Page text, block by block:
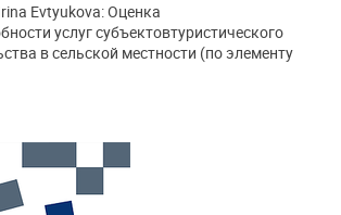
Evtyukova: Оценка
услуг субъектовтуристического
в сельской местности (по элементу